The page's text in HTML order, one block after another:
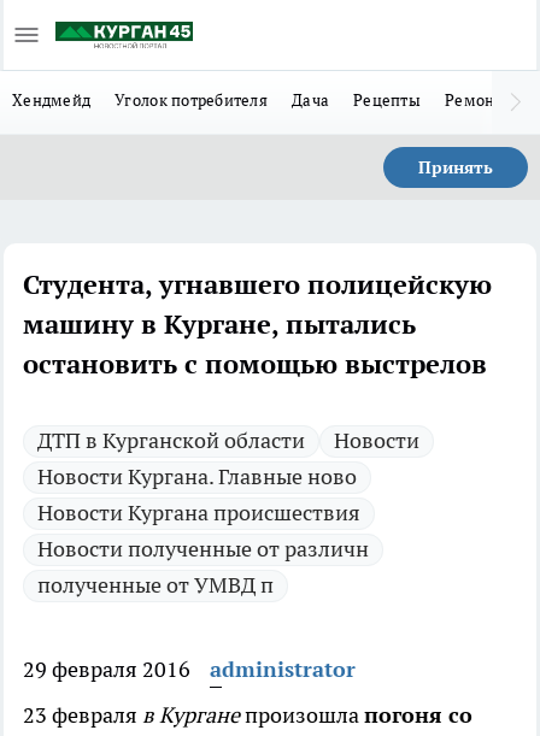
Хендмейд Уголок потребителя Дача Рецепты Ремонт
Принять
Студента, угнавшего полицейскую
машину в Кургане, пытались
остановить с помощью выстрелов
ДТП в Курганской области
Новости
Новости Кургана. Главные ново
Новости Кургана происшествия
Новости полученные от различн
полученные от УМВД п
29 февраля 2016
administrator
23 февраля в Курганепроизошлапогоня со